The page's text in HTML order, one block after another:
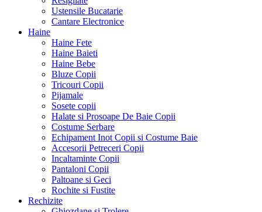
Ustensile Bucatarie
Cantare Electronice
Haine
Haine Fete
Haine Baieti
Haine Bebe
Bluze Copii
Tricouri Copii
Pijamale
Sosete copii
Halate si Prosoape De Baie Copii
Costume Serbare
Echipament Inot Copii si Costume Baie
Accesorii Petreceri Copii
Incaltaminte Copii
Pantaloni Copii
Paltoane si Geci
Rochite si Fustite
Rechizite